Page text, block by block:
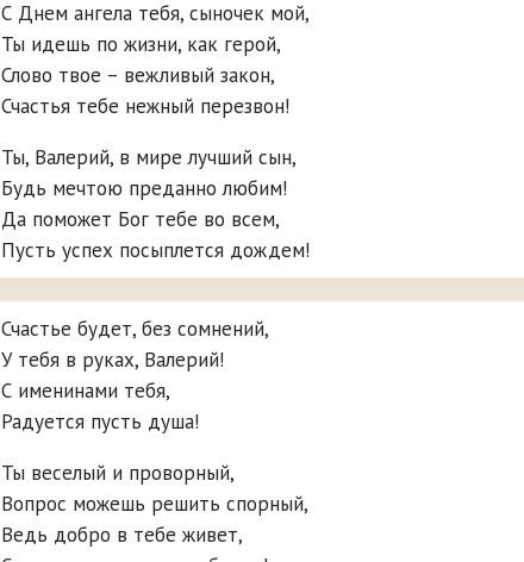
С Днем ангела тебя, сыночек мой,
Ты идешь по жизни, как герой,
Слово твое – вежливый закон,
Счастья тебе нежный перезвон!
Ты, Валерий, в мире лучший сын,
Будь мечтою преданно любим!
Да поможет Бог тебе во всем,
Пусть успех посыплется дождем!
Счастье будет, без сомнений,
У тебя в руках, Валерий!
С именинами тебя,
Радуется пусть душа!
Ты веселый и проворный,
Вопрос можешь решить спорный,
Ведь добро в тебе живет,